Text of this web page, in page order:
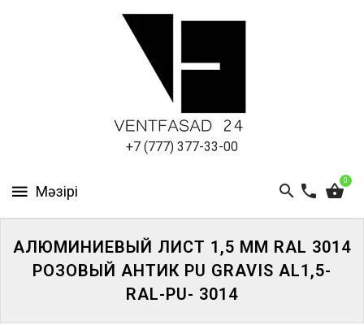
+7 (777) 377-33-00
0
ПАНЕЛИ
ПРОЕКТИРОВАНИЕ
АЛЮМИНИЕВЫЙ ЛИСТ 1,5 ММ RAL 3014
РОЗОВЫЙ АНТИК PU GRAVIS AL1,5-
RAL-PU- 3014